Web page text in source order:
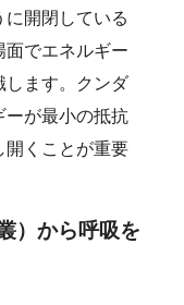
開閉している
でエネルギー
します。クンダ
ーが最小の抵抗
開くことが重要
）から呼吸を